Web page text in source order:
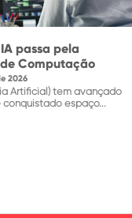
passa pela
Computação
2026
Artificial) tem avançado
espaço...